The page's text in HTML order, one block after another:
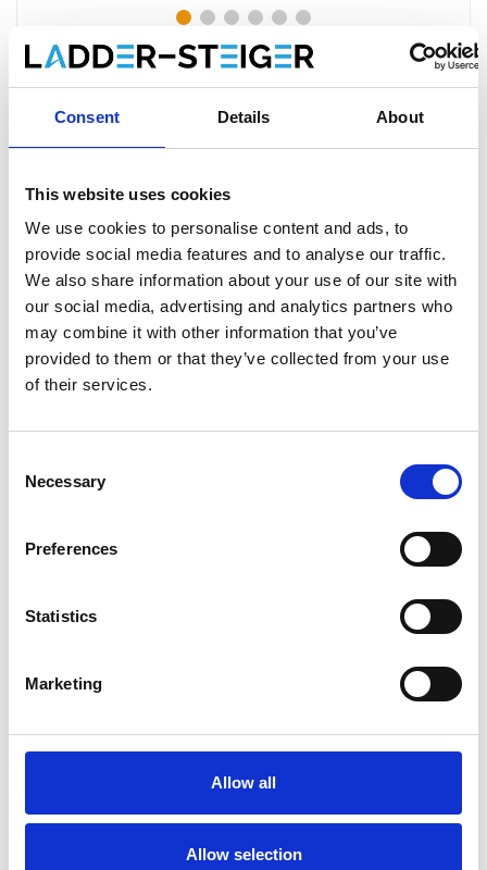
Consent Details About
This website uses cookies
We use cookies to personalise content and ads, to
provide social media features and to analyse our traffic.
We also share information about your use of our site with
our social media, advertising and analytics partners who
may combine it with other information that you’ve
provided to them or that they’ve collected from your use
of their services.
Selection
Necessary
Preferences
Statistics
Marketing
Allow all
Allow selection
Incl. BTW
Gratis verzending binnen 1-3 werkdagen of afhalen in
Maaseik (contacteer onze klantenservice)
Vergelijkbare producten
Beschrijving
3 sports vouwunit voor kamersteigers 135x190 cm.
Universeel uitwisselbaar met andere merken.